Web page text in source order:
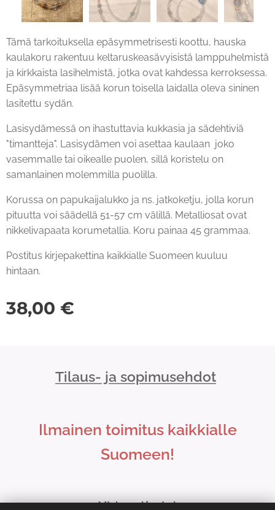
Tämä tarkoituksella epäsymmetrisesti koottu, hauska
kaulakoru rakentuu keltaruskeasävyisistä lamppuhelmistä
ja kirkkaista lasihelmistä, jotka ovat kahdessa kerroksessa.
Epäsymmetriaa lisää korun toisella laidalla oleva sininen
lasitettu sydän.
Lasisydämessä on ihastuttavia kukkasia ja sädehtiviä
"timantteja". Lasisydämen voi asettaa kaulaan joko
vasemmalle tai oikealle puolen, sillä koristelu on
samanlainen molemmilla puolilla.
Korussa on papukaijalukko ja ns. jatkoketju, jolla korun
pituutta voi säädellä 51-57 cm välillä. Metalliosat ovat
nikkelivapaata korumetallia. Koru painaa 45 grammaa.
Postitus kirjepakettina kaikkialle Suomeen kuuluu
hintaan.
38,00 €
Tilaus- ja sopimusehdot
Ilmainen toimitus kaikkialle
Suomeen!
Yhteystiedot